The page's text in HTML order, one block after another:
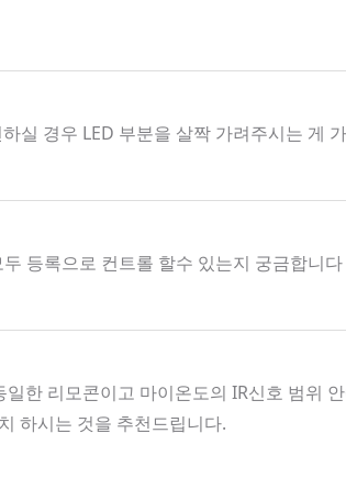
실 경우 LED 부분을 살짝 가려주시는 게
등록으로 컨트롤 할수 있는지 궁금합니다
한 리모콘이고 마이온도의 IR신호 범위
하시는 것을 추천드립니다.